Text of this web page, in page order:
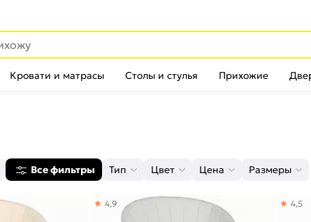
Кровати и матрасы Столы и стулья Прихожие
Все фильтры Тип Цвет Цена Размеры
4,9 4,5